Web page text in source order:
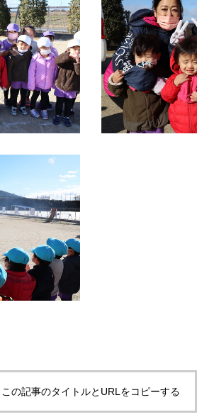
この記事のタイトルとURLをコピーする